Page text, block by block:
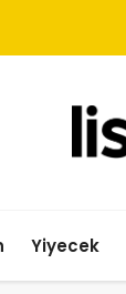
Yiyecek